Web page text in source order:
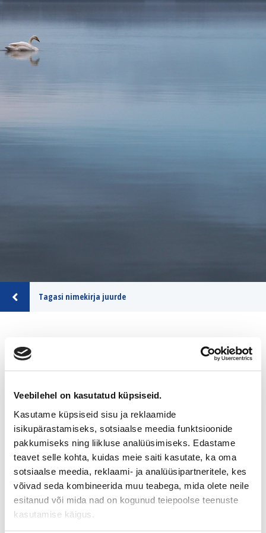
Veebilehel on kasutatud küpsiseid.
Kasutame küpsiseid sisu ja reklaamide
isikupärastamiseks, sotsiaalse meedia funktsioonide
pakkumiseks ning liikluse analüüsimiseks. Edastame
teavet selle kohta, kuidas meie saiti kasutate, ka oma
sotsiaalse meedia, reklaami- ja analüüsipartneritele, kes
võivad seda kombineerida muu teabega, mida olete neile
esitanud või mida nad on kogunud teiepoolse teenuste
kasutamise käigus.
Tagasi nimekirja juurde
SUOMEN
TYÖYHTEISÖTERAPEUTIT OY
Tiedot yrityksestä
Sijainti Pirkanmaa
Kontakt
Jari Hellstén